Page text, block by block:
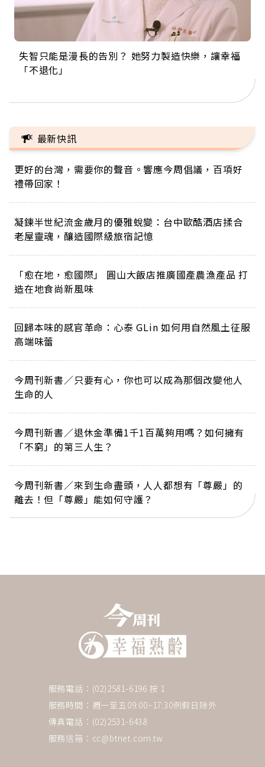
失智只能是漫長的告別？ 她努力製造快樂，讓幸福
「不退化」
來自剛果的巧克力神父 為台灣奉獻36年 「台灣是我
的家，我連作夢都講台語！」
63歲卸矽谷副總、搬回台灣找快樂！「蛋黃哥小
丑」走進安養院，逗樂上萬爺奶：退休後才開始真
104歲打破金氏世界紀錄 成為全球最年長羽球選
手，分享長壽的秘密原來是「這個」
事業巔峰他選擇追夢…黑手阿伯拉小提琴還登上小
巨蛋！連CNN都大讚！
最新快訊
更好的台灣，需要你的聲音。響應今周倡議，百項好
禮帶回家！
凝鍊半世紀流金歲月的優雅蛻變：台中歐酷酒店揉合
老屋靈魂，釀造國際級旅宿記憶
「愈在地，愈國際」 圓山大飯店推廣國產農漁產品 打
造在地食尚新風味
回歸本味的感官革命：心泰 GLin 如何用自然風土征服
高端味蕾
今周刊新書／只要有心，你也可以成為那個改變他人
生命的人
今周刊新書／退休金準備1千1百萬夠用嗎？如何擁有
「不窮」的第三人生？
今周刊新書／來到生命盡頭，人人都想有「尊嚴」的
離去！但「尊嚴」能如何守護？
服務電話：(02)2581-6196 按 1
服務時間：週一至五09:00~17:30例假日除外
傳真電話：(02)2531-6438
服務信箱： cc@btnet.com.tw